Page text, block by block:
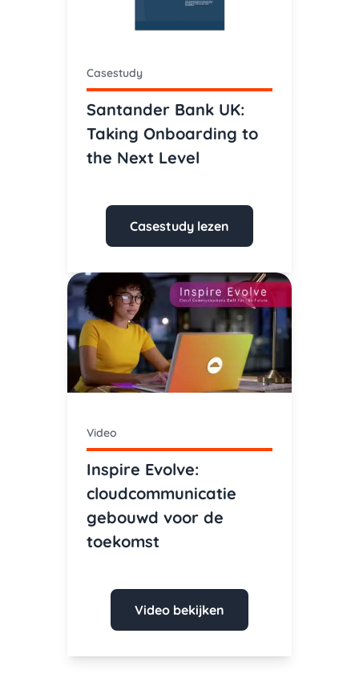
Casestudy
Santander Bank UK:
Taking Onboarding to
the Next Level
Casestudy lezen
Video
Inspire Evolve:
cloudcommunicatie
gebouwd voor de
toekomst
Video bekijken